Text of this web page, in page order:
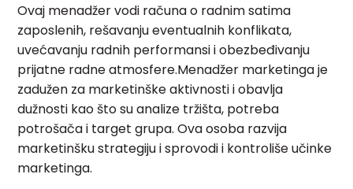
Ovaj menadžer vodi računa o radnim satima
zaposlenih, rešavanju eventualnih konflikata,
uvećavanju radnih performansi i obezbeđivanju
prijatne radne atmosfere.Menadžer marketinga je
zadužen za marketinške aktivnosti i obavlja
dužnosti kao što su analize tržišta, potreba
potrošača i target grupa. Ova osoba razvija
marketinšku strategiju i sprovodi i kontroliše učinke
marketinga.